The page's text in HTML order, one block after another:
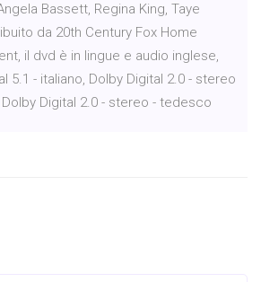
Bassett, Regina King, Taye
da 20th Century Fox Home
il dvd è in lingue e audio inglese,
5.1 - italiano, Dolby Digital 2.0 - stereo
Digital 2.0 - stereo - tedesco